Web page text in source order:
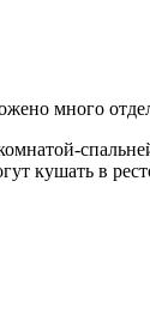
много
кушать в